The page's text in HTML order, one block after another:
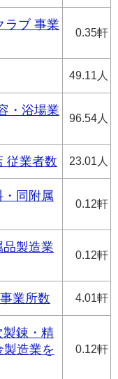
ラブ 事業
0.35軒
49.11人
・浴場業
96.54人
従業者数 23.01人
同附属
0.12軒
製造業
0.12軒
業所数 4.01軒
製錬・精
製造業を
0.12軒